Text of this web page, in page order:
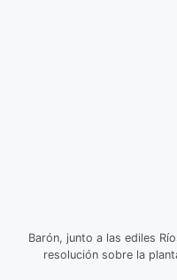
Barón, junto a las ediles
resolución sobre la